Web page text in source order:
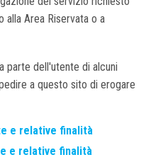
alla Area Riservata o a
parte dell'utente di alcuni
a questo sito di erogare
e relative finalità
e relative finalità